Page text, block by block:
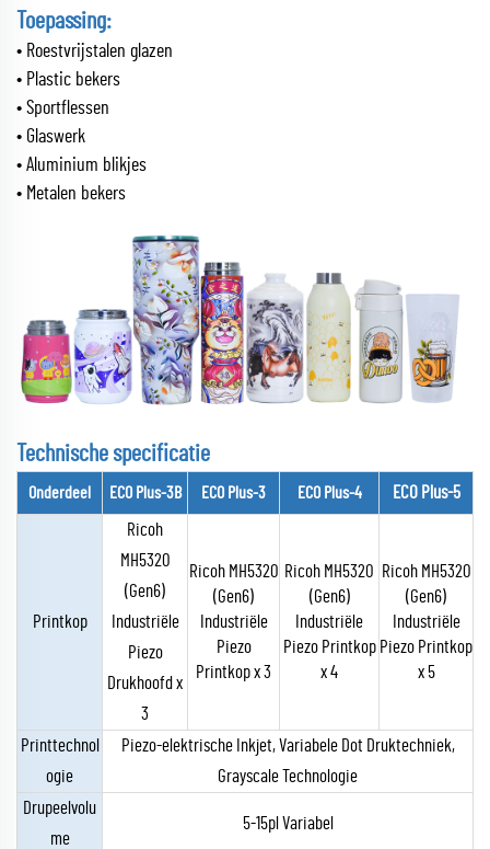
Toepassing:
• Roestvrijstalen glazen
• Plastic bekers
• Sportflessen
• Glaswerk
• Aluminium blikjes
• Metalen bekers
Technische specificatie
Onderdeel ECO Plus-3B ECO Plus-3 ECO Plus-4 ECO Plus-5
Printkop
Ricoh
MH5320
(Gen6)
Industriële
Piezo
Drukhoofd x
3
Ricoh MH5320
(Gen6)
Industriële
Piezo
Printkop x 3
Ricoh MH5320
(Gen6)
Industriële
Piezo Printkop
x 4
Ricoh MH5320
(Gen6)
Industriële
Piezo Printkop
x 5
Printtechnol
ogie
Piezo-elektrische Inkjet, Variabele Dot Druktechniek,
Grayscale Technologie
Drupeelvolu
me
5-15pl Variabel